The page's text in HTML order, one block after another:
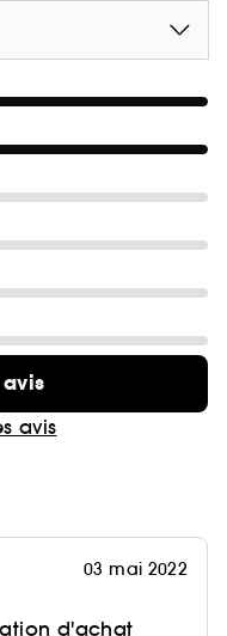
avis
03 mai 2022
d'achat